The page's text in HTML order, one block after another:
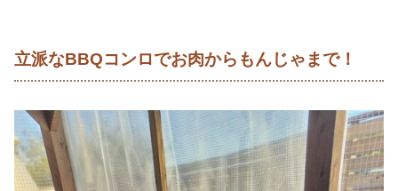
立派なBBQコンロでお肉からもんじゃまで！